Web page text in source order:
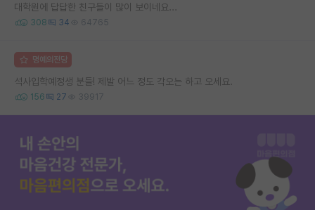
대학원에 답답한 친구들이 많이 보이네요...
308 34 64765
명예의전당
석사입학예정생 분들! 제발 어느 정도 각오는 하고 오세요.
156 27 39917